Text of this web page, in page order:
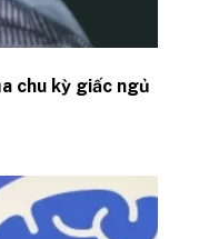
chu kỳ giấc ngủ